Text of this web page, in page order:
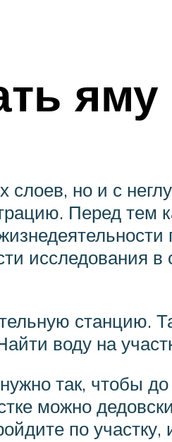
яму
но и с
Перед тем
исследования в
станцию.
воду на
так, чтобы
можно
по